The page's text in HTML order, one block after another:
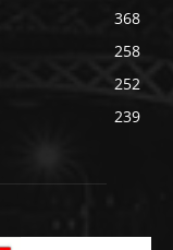
368
258
252
239